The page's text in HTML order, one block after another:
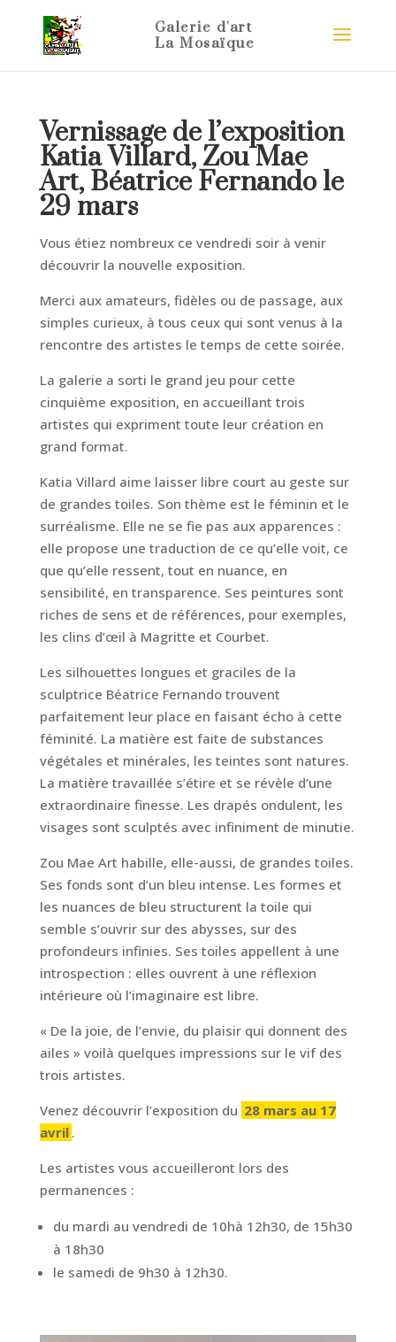
Vernissage de l’exposition
Katia Villard, Zou Mae
Art, Béatrice Fernando le
29 mars
Vous étiez nombreux ce vendredi soir à venir
découvrir la nouvelle exposition.
Merci aux amateurs, fidèles ou de passage, aux
simples curieux, à tous ceux qui sont venus à la
rencontre des artistes le temps de cette soirée.
La galerie a sorti le grand jeu pour cette
cinquième exposition, en accueillant trois
artistes qui expriment toute leur création en
grand format.
Katia Villard aime laisser libre court au geste sur
de grandes toiles. Son thème est le féminin et le
surréalisme. Elle ne se fie pas aux apparences :
elle propose une traduction de ce qu’elle voit, ce
que qu’elle ressent, tout en nuance, en
sensibilité, en transparence. Ses peintures sont
riches de sens et de références, pour exemples,
les clins d’œil à Magritte et Courbet.
Les silhouettes longues et graciles de la
sculptrice Béatrice Fernando trouvent
parfaitement leur place en faisant écho à cette
féminité. La matière est faite de substances
végétales et minérales, les teintes sont natures.
La matière travaillée s’étire et se révèle d’une
extraordinaire finesse. Les drapés ondulent, les
visages sont sculptés avec infiniment de minutie.
Zou Mae Art habille, elle-aussi, de grandes toiles.
Ses fonds sont d’un bleu intense. Les formes et
les nuances de bleu structurent la toile qui
semble s’ouvrir sur des abysses, sur des
profondeurs infinies. Ses toiles appellent à une
introspection : elles ouvrent à une réflexion
intérieure où l’imaginaire est libre.
« De la joie, de l’envie, du plaisir qui donnent des
ailes » voilà quelques impressions sur le vif des
trois artistes.
Venez découvrir l’exposition du 28 mars au 17
avril .
Les artistes vous accueilleront lors des
permanences :
du mardi au vendredi de 10hà 12h30, de 15h30
à 18h30
le samedi de 9h30 à 12h30.